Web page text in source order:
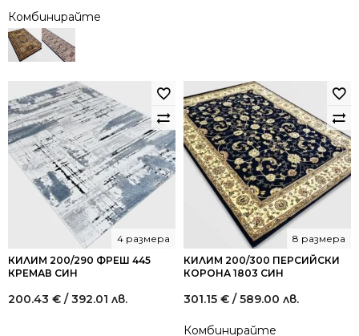
Комбинирайте
КИЛИМ 200/290 ФРЕШ 445
КРЕМАВ СИН
4 размера
200.43 € / 392.01 лв.
КИЛИМ 200/300 ПЕРСИЙСКИ
КОРОНА 1803 СИН
8 размера
301.15 € / 589.00 лв.
Комбинирайте